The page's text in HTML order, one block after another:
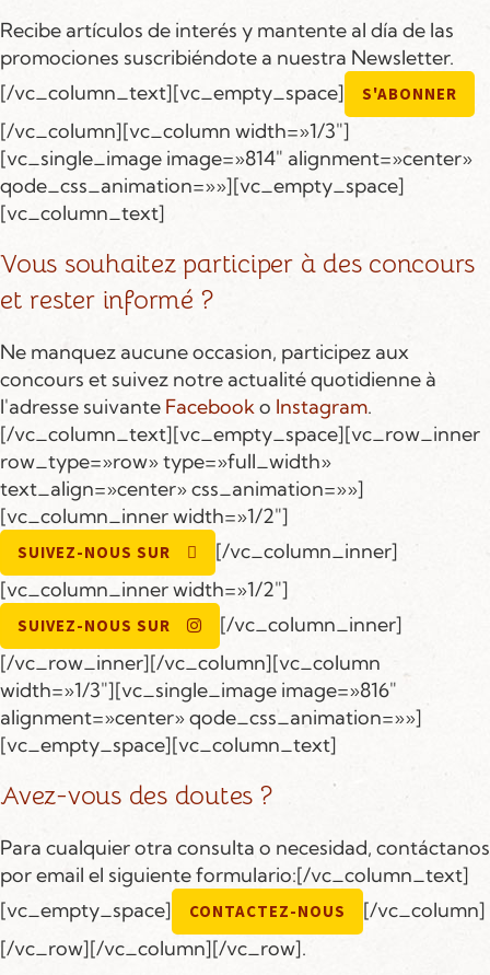
Recibe artículos de interés y mantente al día de las
promociones suscribiéndote a nuestra Newsletter.
[/vc_column_text][vc_empty_space]
S'ABONNER
[/vc_column][vc_column width=»1/3″]
[vc_single_image image=»814″ alignment=»center»
qode_css_animation=»»][vc_empty_space]
[vc_column_text]
Vous souhaitez participer à des concours
et rester informé ?
Ne manquez aucune occasion, participez aux
concours et suivez notre actualité quotidienne à
l'adresse suivante Facebooko Instagram.
[/vc_column_text][vc_empty_space][vc_row_inner
row_type=»row» type=»full_width»
text_align=»center» css_animation=»»]
[vc_column_inner width=»1/2″]
SUIVEZ-NOUS SUR
[/vc_column_inner]
[vc_column_inner width=»1/2″]
SUIVEZ-NOUS SUR
[/vc_column_inner]
[/vc_row_inner][/vc_column][vc_column
width=»1/3″][vc_single_image image=»816″
alignment=»center» qode_css_animation=»»]
[vc_empty_space][vc_column_text]
Avez-vous des doutes ?
Para cualquier otra consulta o necesidad, contáctanos
por email el siguiente formulario:[/vc_column_text]
[vc_empty_space]
CONTACTEZ-NOUS
[/vc_column]
[/vc_row][/vc_column][/vc_row].